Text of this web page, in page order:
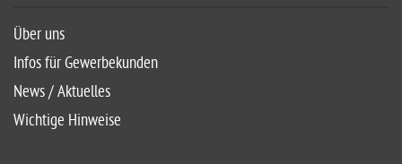
Über uns
Infos für Gewerbekunden
News / Aktuelles
Wichtige Hinweise